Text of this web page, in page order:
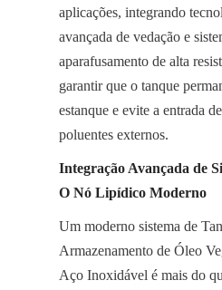
aplicações, integrando
avançada de vedação e
aparafusamento de alta
garantir que o tanque
estanque e evite a entrada
poluentes externos.
Integração Avançada de
O Nó Lipídico Moderno
Um moderno sistema de
Armazenamento de Óleo
Aço Inoxidável é mais do